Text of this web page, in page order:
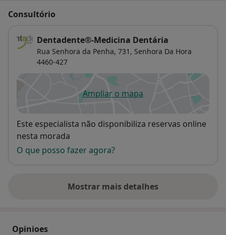
Consultório
Dentadente®-Medicina Dentária
Rua Senhora da Penha, 731, Senhora Da Hora
4460-427
Ampliar o mapaabre num novo separador
Disponibilidade
Este especialista não disponibiliza reservas online
nesta morada
O que posso fazer agora?
Mostrar mais detalhes
sobre o endereço
Opinioes